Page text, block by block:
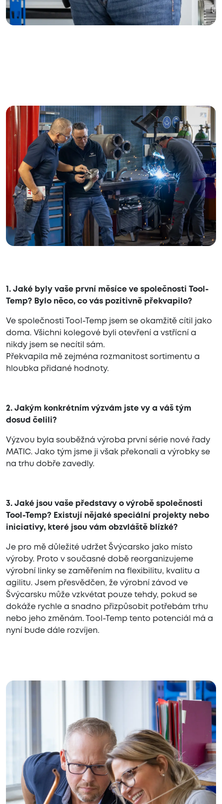
1. Jaké byly vaše první měsíce ve společnosti Tool-
Temp? Bylo něco, co vás pozitivně překvapilo?
Ve společnosti Tool-Temp jsem se okamžitě cítil jako
doma. Všichni kolegové byli otevření a vstřícní a
nikdy jsem se necítil sám.
Překvapila mě zejména rozmanitost sortimentu a
hloubka přidané hodnoty.
2. Jakým konkrétním výzvám jste vy a váš tým
dosud čelili?
Výzvou byla souběžná výroba první série nové řady
MATIC. Jako tým jsme ji však překonali a výrobky se
na trhu dobře zavedly.
3. Jaké jsou vaše představy o výrobě společnosti
Tool-Temp? Existují nějaké speciální projekty nebo
iniciativy, které jsou vám obzvláště blízké?
Je pro mě důležité udržet Švýcarsko jako místo
výroby. Proto v současné době reorganizujeme
výrobní linky se zaměřením na flexibilitu, kvalitu a
agilitu. Jsem přesvědčen, že výrobní závod ve
Švýcarsku může vzkvétat pouze tehdy, pokud se
dokáže rychle a snadno přizpůsobit potřebám trhu
nebo jeho změnám. Tool-Temp tento potenciál má a
nyní bude dále rozvíjen.